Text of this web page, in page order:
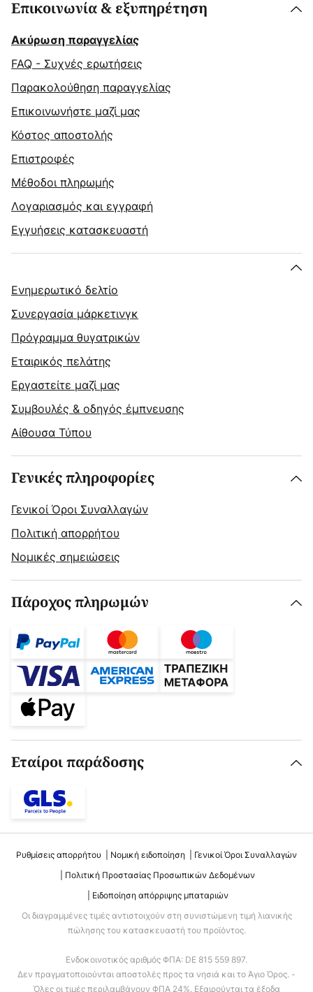
Επικοινωνία & εξυπηρέτηση
Ακύρωση παραγγελίας
FAQ - Συχνές ερωτήσεις
Παρακολούθηση παραγγελίας
Επικοινωνήστε μαζί μας
Κόστος αποστολής
Επιστροφές
Μέθοδοι πληρωμής
Λογαριασμός και εγγραφή
Εγγυήσεις κατασκευαστή
Ενημερωτικό δελτίο
Συνεργασία μάρκετινγκ
Πρόγραμμα θυγατρικών
Εταιρικός πελάτης
Εργαστείτε μαζί μας
Συμβουλές & οδηγός έμπνευσης
Αίθουσα Τύπου
Γενικές πληροφορίες
Γενικοί Όροι Συναλλαγών
Πολιτική απορρήτου
Νομικές σημειώσεις
Πάροχος πληρωμών
Εταίροι παράδοσης
Ρυθμίσεις απορρήτου Νομική ειδοποίηση
Γενικοί Όροι Συναλλαγών
Πολιτική Προστασίας Προσωπικών Δεδομένων
Ειδοποίηση απόρριψης μπαταριών
Οι διαγραμμένες τιμές αντιστοιχούν στη συνιστώμενη τιμή λιανικής
πώλησης του κατασκευαστή του προϊόντος.
Ενδοκοινοτικός αριθμός ΦΠΑ: DE 815 559 897.
Δεν πραγματοποιούνται αποστολές προς τα νησιά και το Άγιο Όρος. -
Όλες οι τιμές περιλαμβάνουν ΦΠΑ 24%. Εξαιρούνται τα έξοδα